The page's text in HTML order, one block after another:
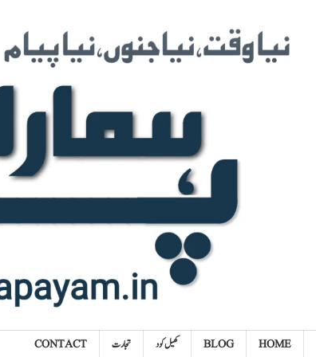
content
HOME
BLOG کھیل کود تجارت CONTACT